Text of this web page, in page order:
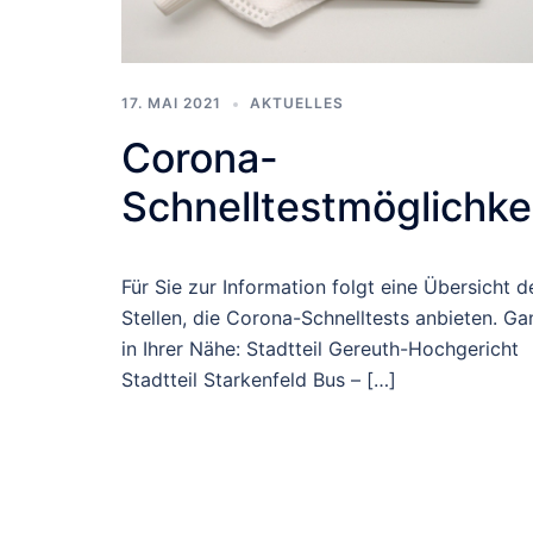
17. MAI 2021 AKTUELLES
Corona-
Für Sie zur Information folgt eine Übersicht
Stellen, die Corona-Schnelltests anbieten.
in Ihrer Nähe: Stadtteil Gereuth-Hochgericht
Stadtteil Starkenfeld Bus – […]